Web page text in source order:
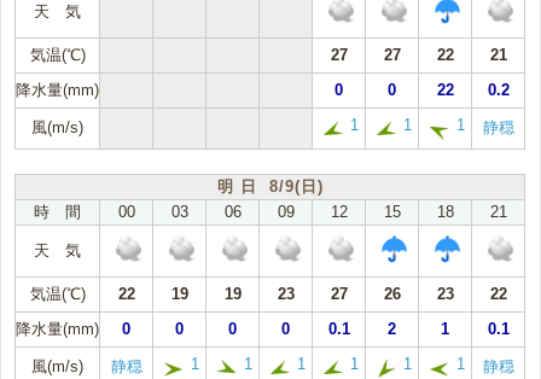
天 気
気温(℃) 27 27 22
21
降水量(mm)
0 0 22 0.2
風(m/s) 1 1 1 静穏
明 日 8/9(日)
時 間
00 03 06 09 12 15 18 21
天 気
気温(℃) 22 19 19 23 27 26 23
22
降水量(mm)
0 0 0 0 0.1 2 1 0.1
風(m/s) 静穏 1 1 1 1 1 1 静穏